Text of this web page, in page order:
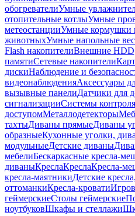
обогревателиУмные
отопительные котлыУмные
метеостанцииУмные кормушки
животныхУмные напольные
Flash накопителиВнешние
памятиСетевые накопители
дискиНаблюдение и
видеонаблюденияАксессуары
вызывные панелиДатчики для
сигнализацииСистемы
доступомМеталлодетекторы
тахтыДиваны прямыеДиваны
образныеКухонные уголки,
модульныеДетские диваны
мебелиБескаркасные кресла-
диваныКреслаКреслаКресла-
кресла-маятникиДетские
оттоманкиКресла-кровати
геймерскиеСтолы геймерские
ноутбуковШкафы и стеллажи